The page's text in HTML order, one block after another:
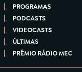
PROGRAMAS
PODCASTS
VIDEOCASTS
ÚLTIMAS
PRÊMIO RÁDIO MEC